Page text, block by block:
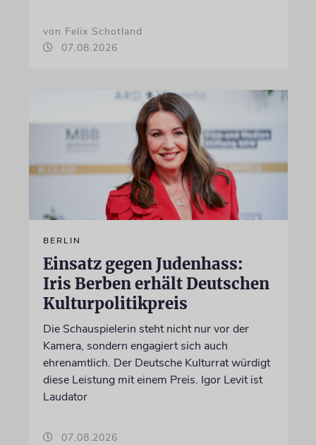
von Felix Schotland
07.08.2026
BERLIN
Einsatz gegen Judenhass:
Iris Berben erhält Deutschen
Kulturpolitikpreis
Die Schauspielerin steht nicht nur vor der
Kamera, sondern engagiert sich auch
ehrenamtlich. Der Deutsche Kulturrat würdigt
diese Leistung mit einem Preis. Igor Levit ist
Laudator
07.08.2026